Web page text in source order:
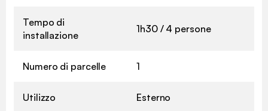
Tempo di
installazione
1h30 / 4 persone
Numero di parcelle 1
Utilizzo Esterno